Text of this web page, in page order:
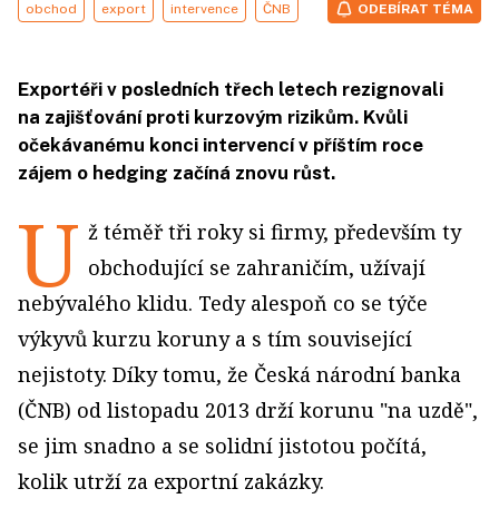
obchod export intervence ČNB ODEBÍRAT TÉMA
Exportéři v posledních třech letech rezignovali
na zajišťování proti kurzovým rizikům. Kvůli
očekávanému konci intervencí v příštím roce
zájem o hedging začíná znovu růst.
U ž téměř tři roky si firmy, především ty
obchodující se zahraničím, užívají
nebývalého klidu. Tedy alespoň co se týče
výkyvů kurzu koruny a s tím související
nejistoty. Díky tomu, že Česká národní banka
(ČNB) od listopadu 2013 drží korunu "na uzdě",
se jim snadno a se solidní jistotou počítá,
kolik utrží za exportní zakázky.